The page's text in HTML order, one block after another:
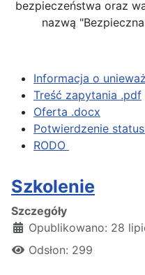
bezpieczeństwa oraz
nazwą
Informacja o
Treść zapytania .pdf
Oferta .docx
Potwierdzenie
RODO
Szkolenie
Szczegóły
Opublikowano: 28
Odsłon: 299